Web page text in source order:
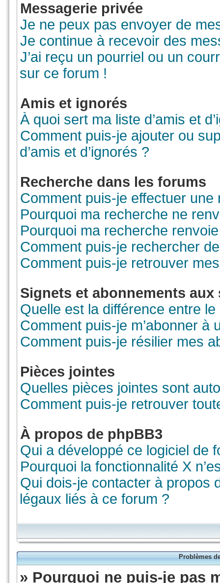
Messagerie privée
Je ne peux pas envoyer de
Je continue à recevoir des
J’ai reçu un pourriel ou un
sur ce forum !
Amis et ignorés
À quoi sert ma liste d’amis et
Comment puis-je ajouter ou
d’amis et d’ignorés ?
Recherche dans les forums
Comment puis-je effectuer
Pourquoi ma recherche ne
Pourquoi ma recherche
Comment puis-je rechercher
Comment puis-je retrouver
Signets et abonnements aux
Quelle est la différence entre
Comment puis-je m’abonner
Comment puis-je résilier mes
Pièces jointes
Quelles pièces jointes sont
Comment puis-je retrouver
À propos de phpBB3
Qui a développé ce logiciel de
Pourquoi la fonctionnalité X
Qui dois-je contacter à propos
légaux liés à ce forum ?
Problèmes
» Pourquoi ne puis-je pas